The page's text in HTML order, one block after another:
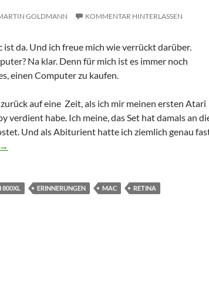
GOLDMANN KOMMENTAR HINTERLASSEN
ist da. Und ich freue mich wie verrückt darüber.
Na klar. Denn für mich ist es immer noch
einen Computer zu kaufen.
auf eine Zeit, als ich mir meinen ersten Atari
verdient habe. Ich meine, das Set hat damals an
Und als Abiturient hatte ich ziemlich genau
mit dem Kleinlaster zu tun hat
→
800XL ERINNERUNGEN MAC RETINA